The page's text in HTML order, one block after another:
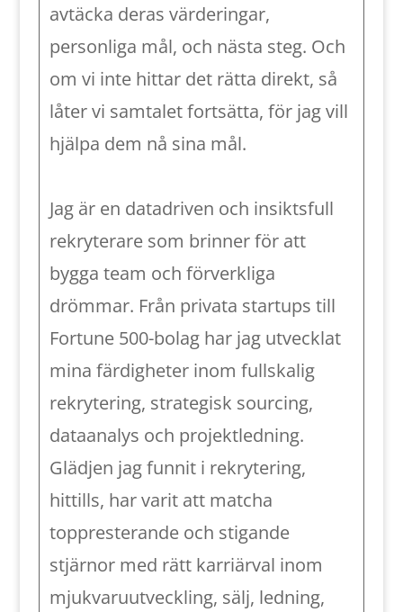
avtäcka deras värderingar,
personliga mål, och nästa steg. Och
om vi inte hittar det rätta direkt, så
låter vi samtalet fortsätta, för jag vill
hjälpa dem nå sina mål.
Jag är en datadriven och insiktsfull
rekryterare som brinner för att
bygga team och förverkliga
drömmar. Från privata startups till
Fortune 500-bolag har jag utvecklat
mina färdigheter inom fullskalig
rekrytering, strategisk sourcing,
dataanalys och projektledning.
Glädjen jag funnit i rekrytering,
hittills, har varit att matcha
toppresterande och stigande
stjärnor med rätt karriärval inom
mjukvaruutveckling, sälj, ledning,